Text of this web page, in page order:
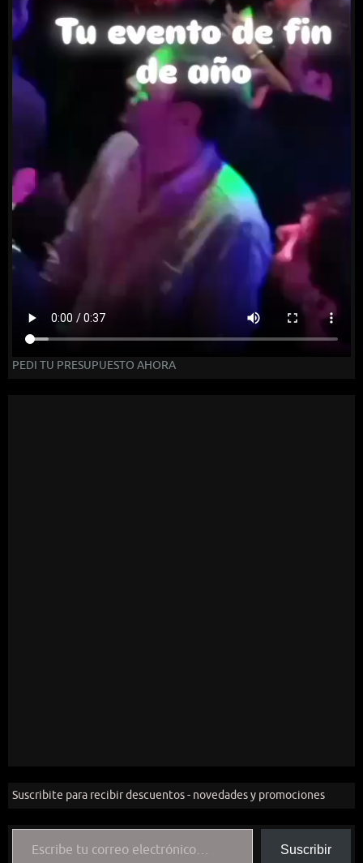
PEDI TU PRESUPUESTO AHORA
Suscribite para recibir descuentos - novedades y promociones
Escribe tu correo electrónico…
Suscribir